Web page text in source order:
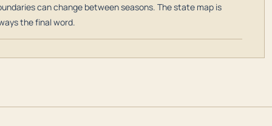
can change between seasons. The state map is
the final word.